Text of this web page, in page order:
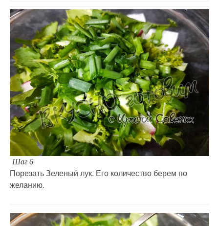
Шаг 6
Порезать Зеленый лук. Его количество берем по
желанию.